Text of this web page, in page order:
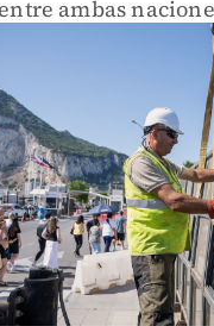
ambas